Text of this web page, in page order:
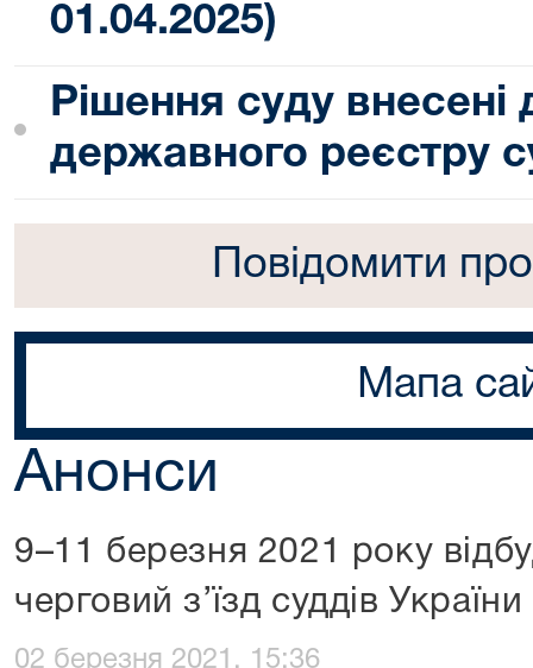
01.04.2025)
Рішення суду
державного реєстру
Повідомити
Мапа
Анонси
9–11 березня 2021 року
черговий з’їзд суддів України
02 березня 2021, 15:36